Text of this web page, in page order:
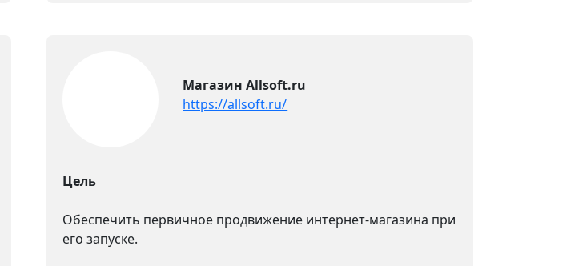
Магазин Allsoft.ru
https://allsoft.ru/
Цель
Обеспечить первичное продвижение интернет-магазина при
его запуске.